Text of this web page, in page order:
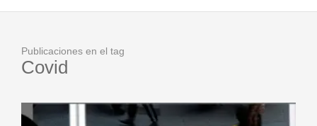
Publicaciones en el tag
Covid